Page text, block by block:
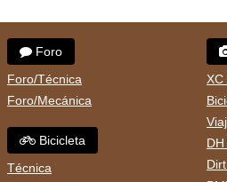
Foro
Foro/Técnica
Foro/Mecánica
Bicicleta
Técnica
XC